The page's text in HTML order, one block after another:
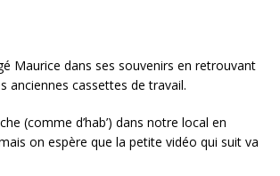
Maurice dans ses souvenirs en retrouvant
anciennes cassettes de travail.
(comme d’hab’) dans notre local en
on espère que la petite vidéo qui suit va